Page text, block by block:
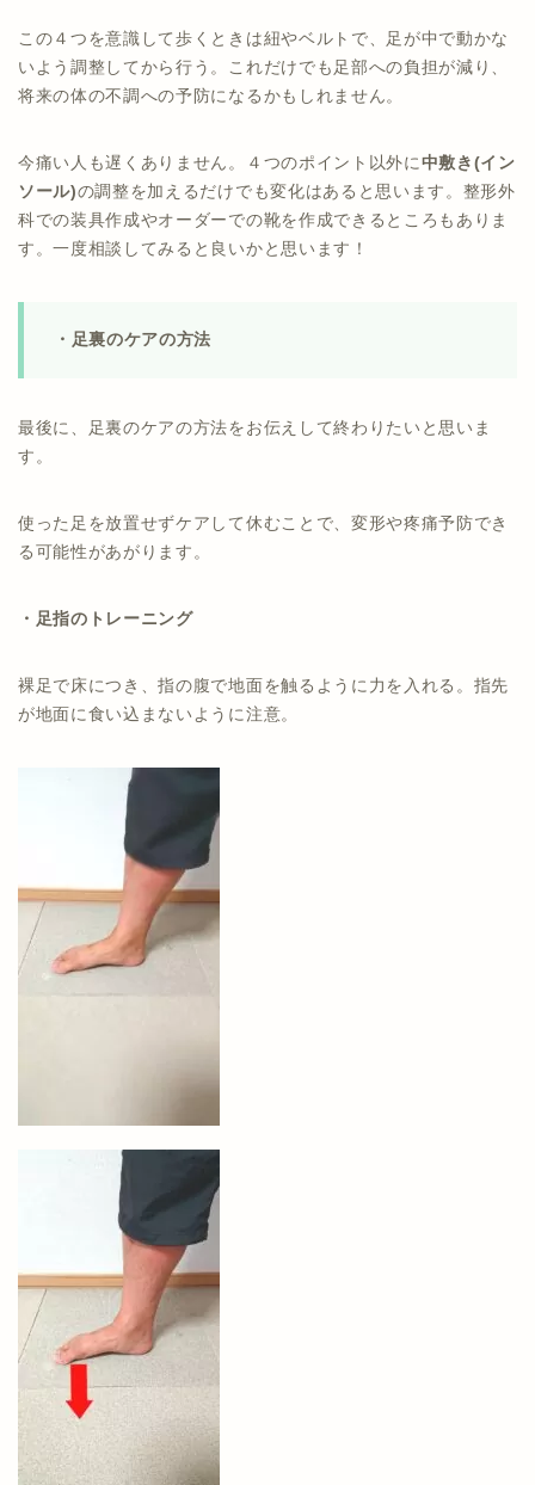
この４つを意識して歩くときは紐やベルトで、足が中で動かな
いよう調整してから行う。これだけでも足部への負担が減り、
将来の体の不調への予防になるかもしれません。
今痛い人も遅くありません。４つのポイント以外に 中敷き(イン
ソール)の調整を加えるだけでも変化はあると思います。整形外
科での装具作成やオーダーでの靴を作成できるところもありま
す。一度相談してみると良いかと思います！
・足裏のケアの方法
最後に、足裏のケアの方法をお伝えして終わりたいと思いま
す。
使った足を放置せずケアして休むことで、変形や疼痛予防でき
る可能性があがります。
・足指のトレーニング
裸足で床につき、指の腹で地面を触るように力を入れる。指先
が地面に食い込まないように注意。